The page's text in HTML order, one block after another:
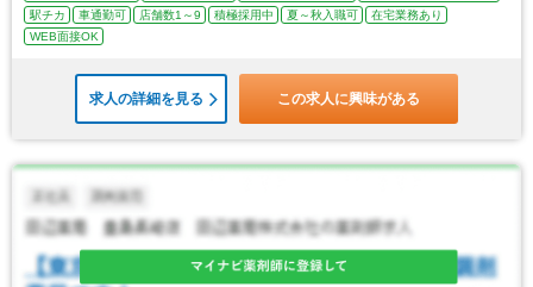
駅チカ
車通勤可 店舗数1～9 積極採用中 夏～秋入職可
在宅業務あり
WEB面接OK
求人の詳細を見る この求人に興味がある